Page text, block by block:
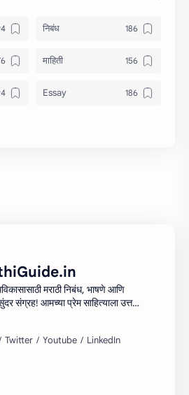
निबंध
माहिती
Essay
मराठी निबंध, भाषणे आणि
संग्रह! आमच्या प्रेम साहित्याला उत्तम
प्रवासात सामील व्हा!